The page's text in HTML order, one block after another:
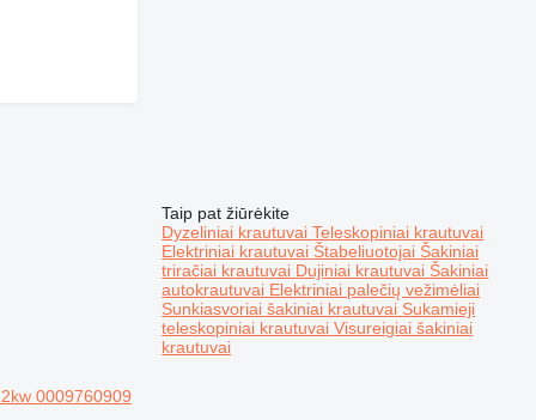
0009760909
Taip pat žiūrėkite
Dyzeliniai krautuvaiTeleskopiniai krautuvai
Elektriniai krautuvai Štabeliuotojai Šakiniai
triračiai krautuvai Dujiniai krautuvai Šakiniai
autokrautuvai Elektriniai palečių vežimėliai
Sunkiasvoriai šakiniai krautuvai Sukamieji
teleskopiniai krautuvaiVisureigiai šakiniai
krautuvai